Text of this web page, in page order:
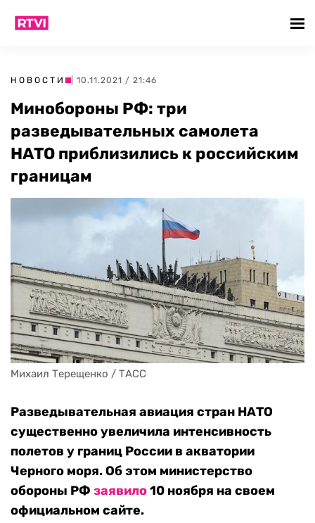
НОВОСТИ | 10.11.2021 / 21:46
Минобороны РФ: три
разведывательных самолета
НАТО приблизились к российским
границам
Михаил Терещенко / ТАСС
Разведывательная авиация стран НАТО
существенно увеличила интенсивность
полетов у границ России в акватории
Черного моря. Об этом министерство
обороны РФ заявило10 ноября на своем
официальном сайте.